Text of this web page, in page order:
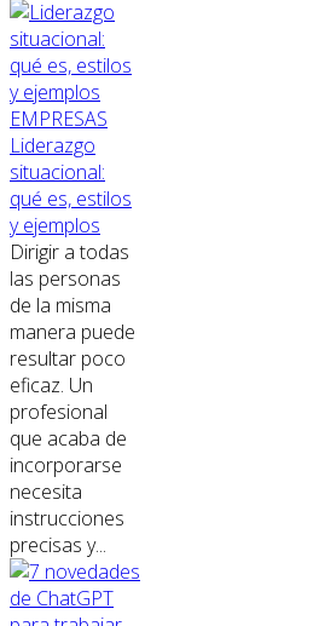
EMPRESAS
Liderazgo
situacional:
qué es, estilos
y ejemplos
Dirigir a todas
las personas
de la misma
manera puede
resultar poco
eficaz. Un
profesional
que acaba de
incorporarse
necesita
instrucciones
precisas y...